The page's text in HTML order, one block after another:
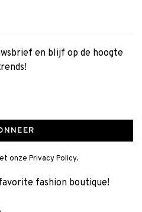
en blijf op de hoogte
onze Privacy Policy.
fashion boutique!